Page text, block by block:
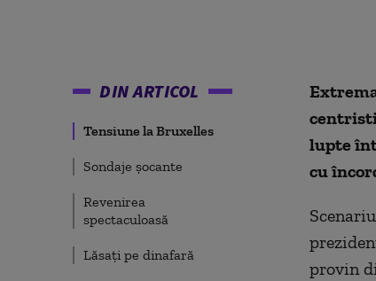
DIN ARTICOL
Tensiune la Bruxelles
Sondaje șocante
Revenirea
spectaculoasă
Lăsați pe dinafară
lupte
cu
provin